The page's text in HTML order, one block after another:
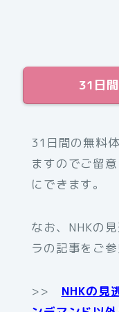
31日
31日間の無料
ますのでご留
にできます。
なお、NHKの
ラの記事をご参
>> NHKの見